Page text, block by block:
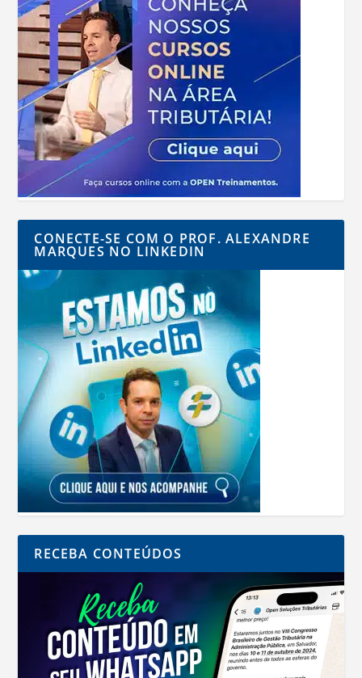
CONECTE-SE COM O PROF. ALEXANDRE
MARQUES NO LINKEDIN
RECEBA CONTEÚDOS